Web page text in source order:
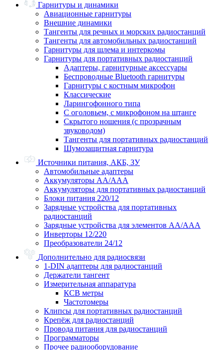
Гарнитуры и динамики
Авиационные гарнитуры
Внешние динамики
Тангенты для речных и морских радиостанций
Тангенты для автомобильных радиостанций
Гарнитуры для шлема и интеркомы
Гарнитуры для портативных радиостанций
Адаптеры, гарнитурные аксессуары
Беспроводные Bluetooth гарнитуры
Гарнитуры с костным микрофон
Классические
Ларингофонного типа
С оголовьем, с микрофоном на штанге
Скрытого ношения (с прозрачным
звуководом)
Тангенты для портативных радиостанций
Шумозащитная гарнитура
Источники питания, АКБ, ЗУ
Автомобильные адаптеры
Аккумуляторы АА/ААА
Аккумуляторы для портативных радиостанций
Блоки питания 220/12
Зарядные устройства для портативных
радиостанций
Зарядные устройства для элементов АА/ААА
Инверторы 12/220
Преобразователи 24/12
Дополнительно для радиосвязи
1-DIN адаптеры для радиостанций
Держатели тангент
Измерительная аппаратура
КСВ метры
Частотомеры
Клипсы для портативных радиостанций
Крепёж для радиостанций
Провода питания для радиостанций
Программаторы
Прочее радиооборудование